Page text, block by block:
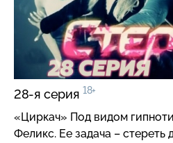
28-я серия 18+
«Циркач» Под видом
Феликс. Ее задача – стереть